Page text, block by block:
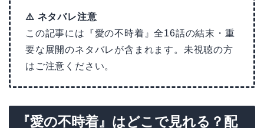
⚠️ ネタバレ注意
この記事には『愛の不時着』全16話の結末・重
要な展開のネタバレが含まれます。未視聴の方
はご注意ください。
『愛の不時着』はどこで見れる？配